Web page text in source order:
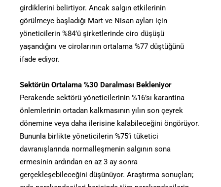
girdiklerini belirtiyor. Ancak salgın etkilerinin
görülmeye başladığı Mart ve Nisan ayları için
yöneticilerin %84’ü şirketlerinde ciro düşüşü
yaşandığını ve cirolarının ortalama %77 düştüğünü
ifade ediyor.
Sektörün Ortalama %30 Daralması Bekleniyor
Perakende sektörü yöneticilerinin %16’sı karantina
önlemlerinin ortadan kalkmasının yılın son çeyrek
dönemine veya daha ilerisine kalabileceğini öngörüyor.
Bununla birlikte yöneticilerin %75’i tüketici
davranışlarında normalleşmenin salgının sona
ermesinin ardından en az 3 ay sonra
gerçekleşebileceğini düşünüyor. Araştırma sonuçları;